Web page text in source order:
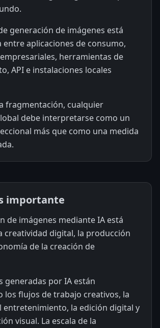
generación de imágenes está
aplicaciones de consumo,
herramientas de
API e instalaciones locales
fragmentación, cualquier
debe interpretarse como un
más que como una medida
importante
de imágenes mediante IA está
creatividad digital, la producción
de la creación de
generadas por IA están
los flujos de trabajo creativos, la
entretenimiento, la edición digital y
visual. La escala de la